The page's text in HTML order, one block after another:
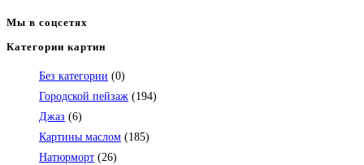
Мы в соцсетях
Откроется
в
вашем
приложении
Категории картин
Без категории (0)
Городской пейзаж (194)
Джаз (6)
Картины маслом (185)
Натюрморт (26)